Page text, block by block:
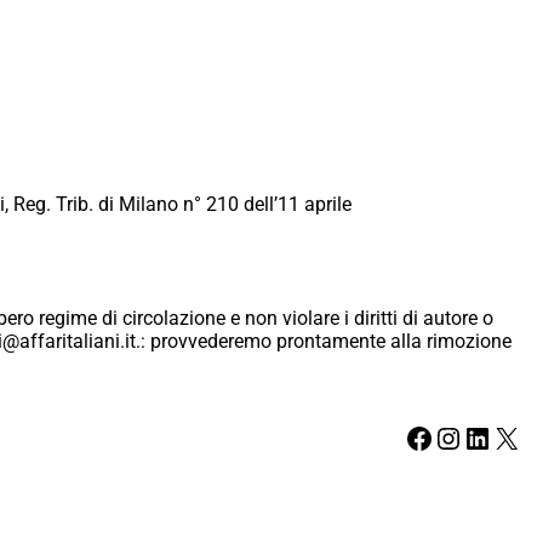
Trib. di Milano n° 210 dell’11 aprile
regime di circolazione e non violare i diritti di autore o
provvederemo prontamente alla rimozione
Facebook Instagram LinkedIn X